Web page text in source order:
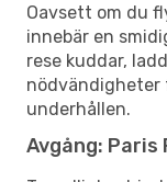
Oavsett om du
innebär en
rese kuddar,
nödvändigheter
underhållen.
Avgång: